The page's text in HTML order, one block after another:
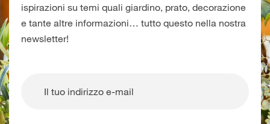
ispirazioni su temi quali giardino, prato, decorazione
e tante altre informazioni… tutto questo nella nostra
newsletter!